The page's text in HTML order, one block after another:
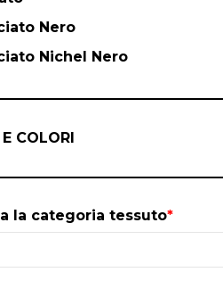
Nero
Nichel Nero
COLORI
la categoria tessuto*